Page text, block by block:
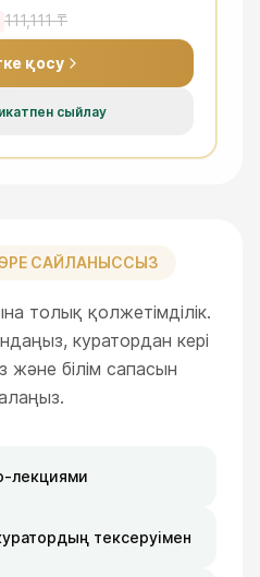
111,111 ₸
қосу
сыйлау
САЙЛАНЫССЫЗ
толық қолжетімділік.
куратордан кері
білім сапасын
лекциями
тексеруімен